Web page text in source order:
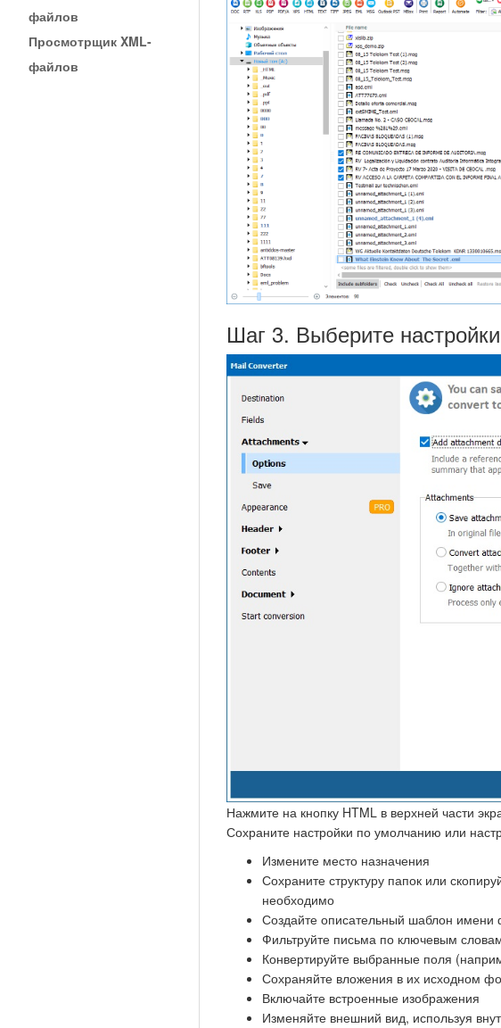
файлов
Просмотрщик XML-
файлов
Шаг 3. Выберите настройки
Нажмите на кнопку HTML в верхней части
Сохраните настройки по умолчанию или
Измените место назначения
Сохраните структуру папок или
необходимо
Создайте описательный шаблон
Фильтруйте письма по ключевым
Конвертируйте выбранные поля
Сохраняйте вложения в их исходном
Включайте встроенные изображения
Изменяйте внешний вид, используя